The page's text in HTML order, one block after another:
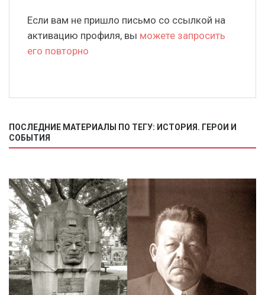
Если вам не пришло письмо со ссылкой на
активацию профиля, вы можете запросить
его повторно
ПОСЛЕДНИЕ МАТЕРИАЛЫ ПО ТЕГУ: ИСТОРИЯ. ГЕРОИ И
СОБЫТИЯ